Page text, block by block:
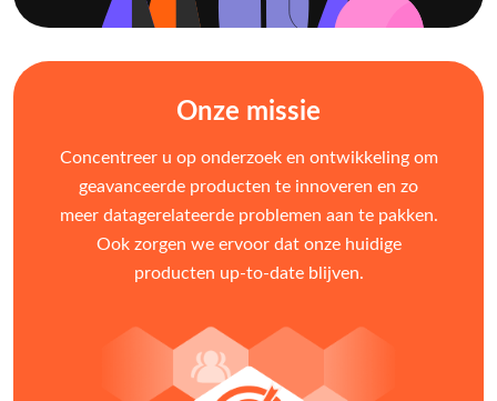
Onze missie
Concentreer u op onderzoek en ontwikkeling om
geavanceerde producten te innoveren en zo
meer datagerelateerde problemen aan te pakken.
Ook zorgen we ervoor dat onze huidige
producten up-to-date blijven.